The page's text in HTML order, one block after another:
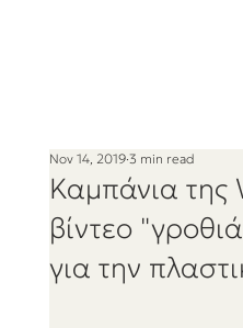
Καμπάνια της
βίντεο
για την
Nov 14, 2019 3 min read